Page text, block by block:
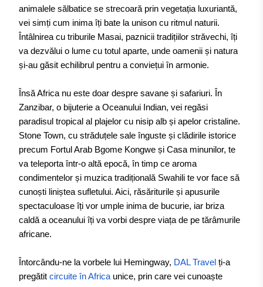
animalele sălbatice se strecoară prin vegetația luxuriantă,
vei simți cum inima îți bate la unison cu ritmul naturii.
Întâlnirea cu triburile Masai, paznicii tradițiilor străvechi, îți
va dezvălui o lume cu totul aparte, unde oamenii și natura
și-au găsit echilibrul pentru a conviețui în armonie.
Însă Africa nu este doar despre savane și safariuri. În
Zanzibar, o bijuterie a Oceanului Indian, vei regăsi
paradisul tropical al plajelor cu nisip alb și apelor cristaline.
Stone Town, cu străduțele sale înguste și clădirile istorice
precum Fortul Arab Bgome Kongwe și Casa minunilor, te
va teleporta într-o altă epocă, în timp ce aroma
condimentelor și muzica tradițională Swahili te vor face să
cunoști liniștea sufletului. Aici, răsăriturile și apusurile
spectaculoase îți vor umple inima de bucurie, iar briza
caldă a oceanului îți va vorbi despre viața de pe tărâmurile
africane.
Întorcându-ne la vorbele lui Hemingway, DAL Travel ți-a
pregătit circuite în Africa unice, prin care vei cunoaște